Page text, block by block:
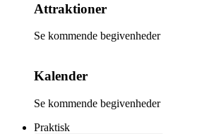
Attraktioner
Se kommende begivenheder
Kalender
Se kommende begivenheder
Praktisk